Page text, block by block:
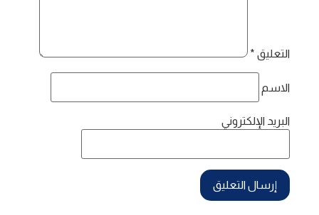
التعليق *
الاسم
البريد الإلكتروني